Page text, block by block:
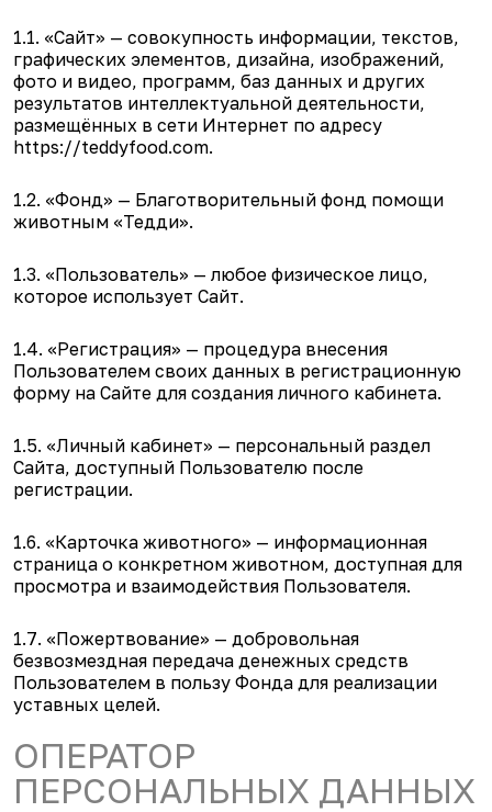
1.1. «Сайт» — совокупность информации, текстов,
графических элементов, дизайна, изображений,
фото и видео, программ, баз данных и других
результатов интеллектуальной деятельности,
размещённых в сети Интернет по адресу
https://teddyfood.com.
1.2. «Фонд» — Благотворительный фонд помощи
животным «Тедди».
1.3. «Пользователь» — любое физическое лицо,
которое использует Сайт.
1.4. «Регистрация» — процедура внесения
Пользователем своих данных в регистрационную
форму на Сайте для создания личного кабинета.
1.5. «Личный кабинет» — персональный раздел
Сайта, доступный Пользователю после
регистрации.
1.6. «Карточка животного» — информационная
страница о конкретном животном, доступная для
просмотра и взаимодействия Пользователя.
1.7. «Пожертвование» — добровольная
безвозмездная передача денежных средств
Пользователем в пользу Фонда для реализации
уставных целей.
ОПЕРАТОР
ПЕРСОНАЛЬНЫХ ДАННЫХ